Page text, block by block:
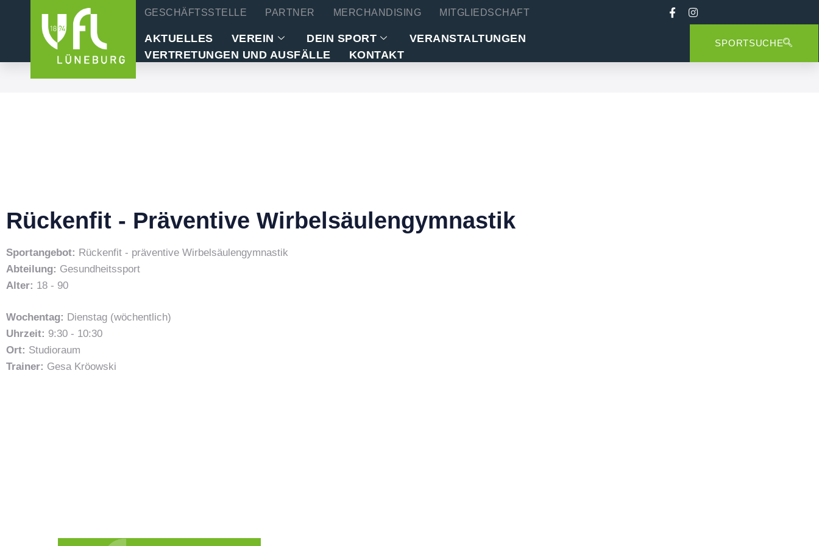
GESCHÄFTSSTELLE PARTNER MERCHANDISING MITGLIEDSCHAFT
AKTUELLES VEREIN DEIN SPORT
VERANSTALTUNGEN
VERTRETUNGEN UND AUSFÄLLE
KONTAKT
SPORTSUCHE
Rückenfit - Präventive Wirbelsäulengymnastik
Sportangebot: Rückenfit - präventive Wirbelsäulengymnastik
Abteilung: Gesundheitssport
Alter: 18 - 90
Wochentag: Dienstag (wöchentlich)
Uhrzeit: 9:30 - 10:30
Ort: Studioraum
Trainer: Gesa Kröowski